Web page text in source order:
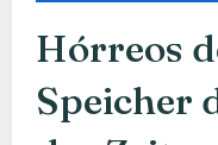
Hórreos
Speicher